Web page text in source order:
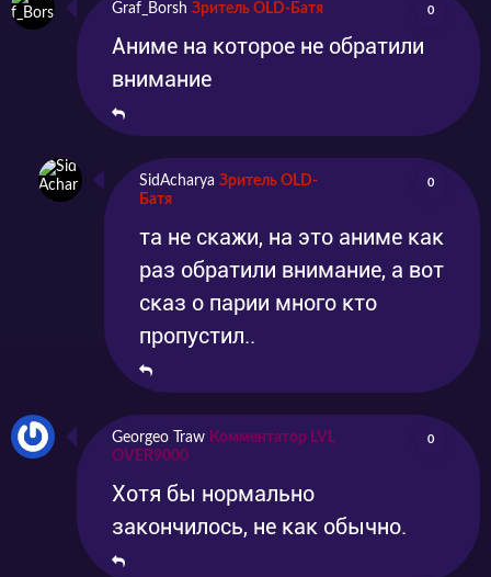
Graf_Borsh Зритель OLD-Батя 0
Аниме на которое не обратили
внимание
SidAcharya Зритель OLD-
Батя
0
та не скажи, на это аниме как
раз обратили внимание, а вот
сказ о парии много кто
пропустил..
Georgeo Traw Комментатор LVL
OVER9000
0
Хотя бы нормально
закончилось, не как обычно.